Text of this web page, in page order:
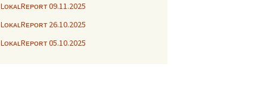
LᴏᴋᴀʟRᴇᴘᴏʀᴛ 09.11.2025
LᴏᴋᴀʟRᴇᴘᴏʀᴛ 26.10.2025
LᴏᴋᴀʟRᴇᴘᴏʀᴛ 05.10.2025